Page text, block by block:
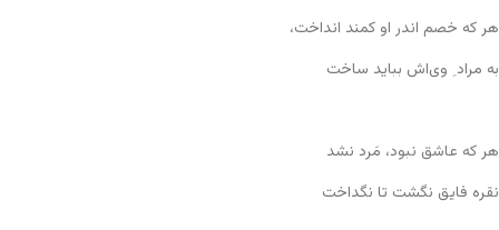
هر که خصم اندر او کمند انداخت،
به مراد ِ وی‌اش بباید ساخت
هر که عاشق نبود، مَرد نشد
نقره فایق نگشت تا نگداخت